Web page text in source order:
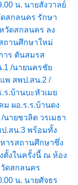
น. นายสังวาลย์
สกลนคร รักษา
วัดสกลนคร ลง
ถานศึกษาใหม่
าร ตันสมรส
/นายนครชัย
พ สพป.สน.2 /
ร.บ้านบะหัวเมย
ผอ.ร.ร.บ้านดง
ายชวลิต วรเมธา
.สน.3 พร้อมทั้ง
ารสถานศึกษาซึ่ง
ตั้งในครั้งนี้ ณ ห้อง
ดสกลนคร
น. นายศัจธร